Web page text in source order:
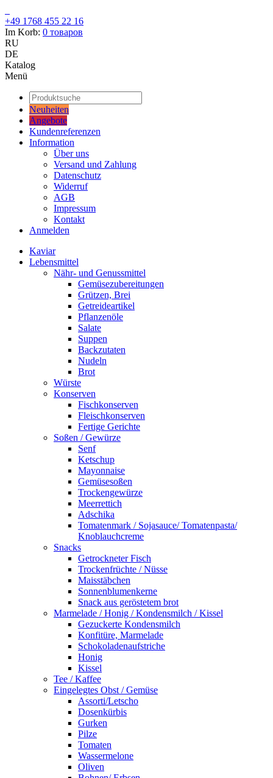
+49 1768 455 22 16
Im Korb: 0 товаров
RU
DE
Katalog
Menü
Neuheiten
Angebote
Kundenreferenzen
Information
Über uns
Versand und Zahlung
Datenschutz
Widerruf
AGB
Impressum
Kontakt
Anmelden
Kaviar
Lebensmittel
Nähr- und Genussmittel
Gemüsezubereitungen
Grützen, Brei
Getreideartikel
Pflanzenöle
Salate
Suppen
Backzutaten
Nudeln
Brot
Würste
Konserven
Fischkonserven
Fleischkonserven
Fertige Gerichte
Soßen / Gewürze
Senf
Ketschup
Mayonnaise
Gemüsesoßen
Trockengewürze
Meerrettich
Adschika
Tomatenmark / Sojasauce/ Tomatenpasta/
Knoblauchcreme
Snacks
Getrockneter Fisch
Trockenfrüchte / Nüsse
Maisstäbchen
Sonnenblumenkerne
Snack aus geröstetem brot
Marmelade / Honig / Kondensmilch / Kissel
Gezuckerte Kondensmilch
Konfitüre, Marmelade
Schokoladenaufstriche
Honig
Kissel
Tee / Kaffee
Eingelegtes Obst / Gemüse
Assorti/Letscho
Dosenkürbis
Gurken
Pilze
Tomaten
Wassermelone
Oliven